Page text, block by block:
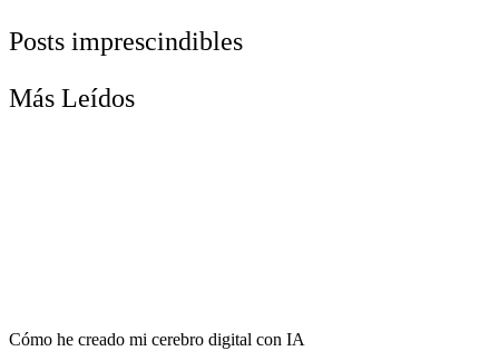
Posts imprescindibles
Más Leídos
Cómo he creado mi cerebro digital con IA